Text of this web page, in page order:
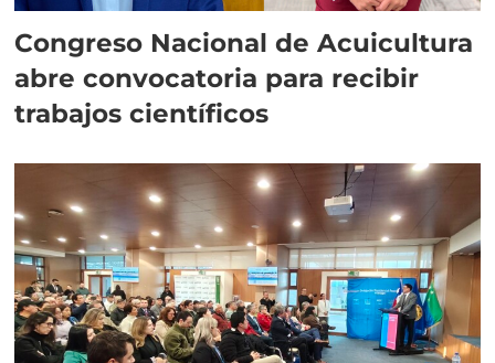
Congreso Nacional de Acuicultura
abre convocatoria para recibir
trabajos científicos